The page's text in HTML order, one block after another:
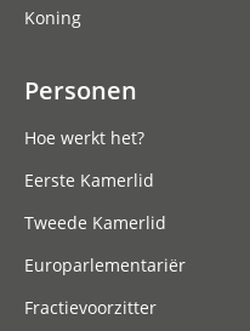
Koning
Personen
Hoe werkt het?
Eerste Kamerlid
Tweede Kamerlid
Europarlementariër
Fractievoorzitter